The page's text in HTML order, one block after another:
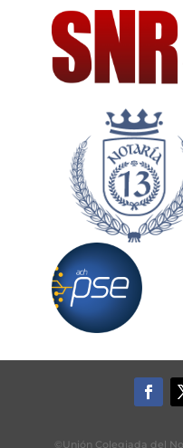
©Unión Colegiada del